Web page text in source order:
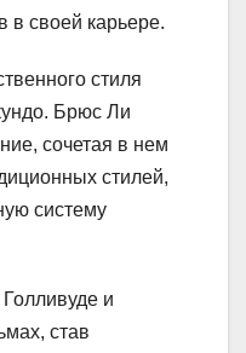
в своей карьере.
стиля
Брюс Ли
сочетая в нем
стилей,
систему
и
став